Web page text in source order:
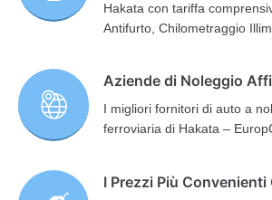
Hakata con tariffa
Antifurto, Chilometraggio
Aziende di Noleggio
I migliori fornitori di auto a
ferroviaria di Hakata –
I Prezzi Più Convenienti